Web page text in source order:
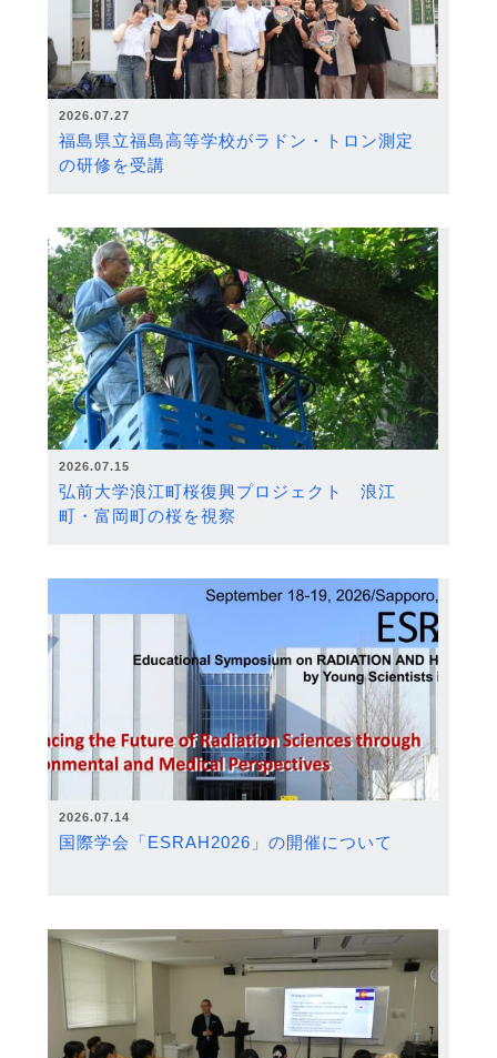
2026.07.27
福島県立福島高等学校がラドン・トロン測定
の研修を受講
2026.07.15
弘前大学浪江町桜復興プロジェクト 浪江
町・富岡町の桜を視察
2026.07.14
国際学会「ESRAH2026」の開催について